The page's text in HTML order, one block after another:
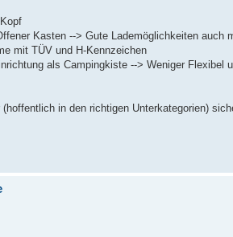
Kasten --> Gute Lademöglichkeiten auch
mit TÜV und H-Kennzeichen
als Campingkiste --> Weniger Flexibel
in den richtigen Unterkategorien)